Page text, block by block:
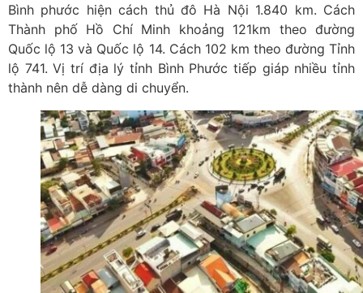
Bình phước hiện cách thủ đô Hà Nội 1.840 km. Cách
Thành phố Hồ Chí Minh khoảng 121km theo đường
Quốc lộ 13 và Quốc lộ 14. Cách 102 km theo đường Tỉnh
lộ 741. Vị trí địa lý tỉnh Bình Phước tiếp giáp nhiều tỉnh
thành nên dễ dàng di chuyển.